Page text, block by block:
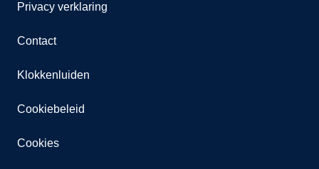
Privacy verklaring
Contact
Klokkenluiden
Cookiebeleid
Cookies